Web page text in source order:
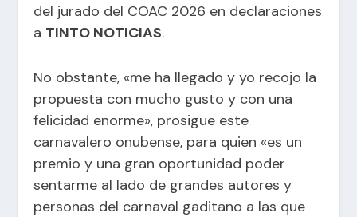
del jurado del COAC 2026 en declaraciones
a TINTO NOTICIAS.
No obstante, «me ha llegado y yo recojo la
propuesta con mucho gusto y con una
felicidad enorme», prosigue este
carnavalero onubense, para quien «es un
premio y una gran oportunidad poder
sentarme al lado de grandes autores y
personas del carnaval gaditano a las que